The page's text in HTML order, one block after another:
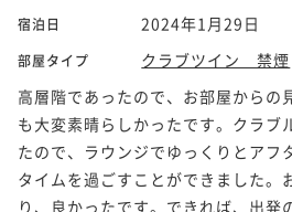
宿泊日 2024年1月29日
部屋タイプ
クラブツイン 禁煙
高層階であったので、お部屋からの
も大変素晴らしかったです。クラブ
たので、ラウンジでゆっくりとアフ
タイムを過ごすことができました。
り、良かったです。できれば、出発